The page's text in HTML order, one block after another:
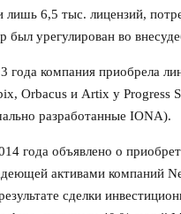
лишь 6,5 тыс. лицензий,
был урегулирован во
года компания приобрела
Orbacus и Artix у Progress
разработанные IONA).
года объявлено о
активами компаний
сделки